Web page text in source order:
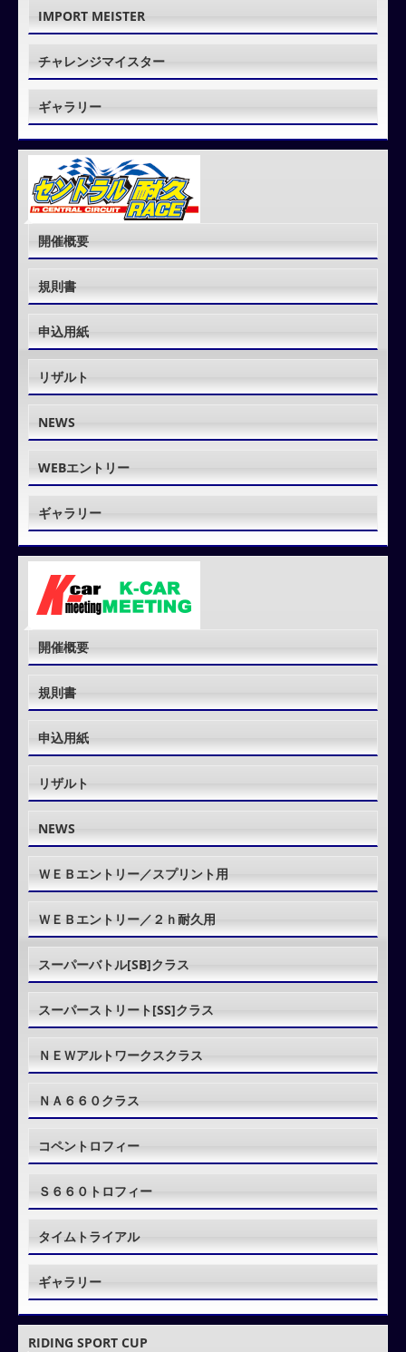
IMPORT MEISTER
チャレンジマイスター
ギャラリー
開催概要
規則書
申込用紙
リザルト
NEWS
WEBエントリー
ギャラリー
開催概要
規則書
申込用紙
リザルト
NEWS
ＷＥＢエントリー／スプリント用
ＷＥＢエントリー／２ｈ耐久用
スーパーバトル[SB]クラス
スーパーストリート[SS]クラス
ＮＥＷアルトワークスクラス
ＮＡ６６０クラス
コペントロフィー
Ｓ６６０トロフィー
タイムトライアル
ギャラリー
RIDING SPORT CUP